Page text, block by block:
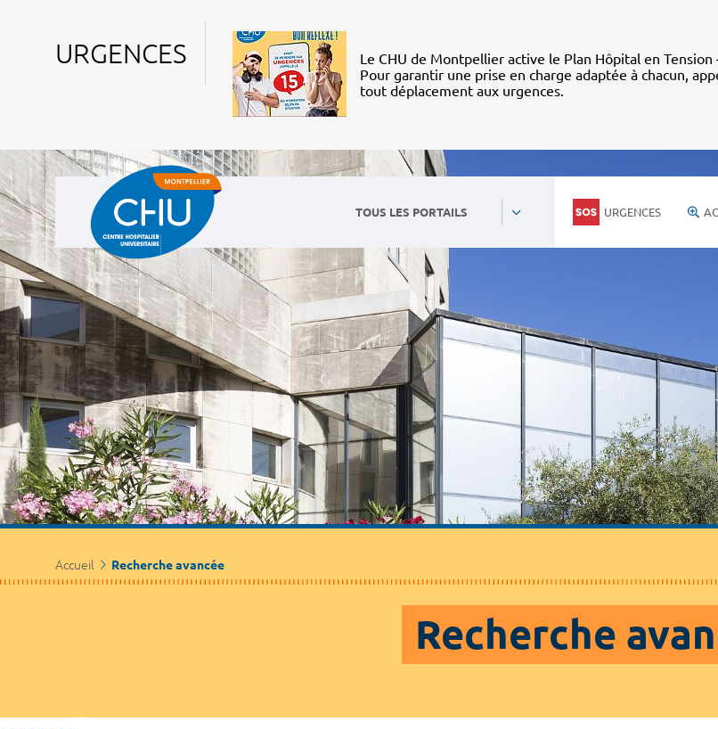
URGENCES
Le CHU de Montpellier active le Plan Hôpital en Tension
Pour garantir une prise en charge adaptée à chacun,
tout déplacement aux urgences.
TOUS LES PORTAILS URGENCES
Accueil Recherche avancée
Recherche